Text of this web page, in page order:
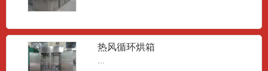
热风循环烘箱
...